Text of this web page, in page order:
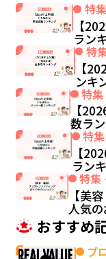
特
【
ラン
特
【
ンキ
特
【
数ラ
特
【
ラン
特集
【美
人気
おすすめ
プ